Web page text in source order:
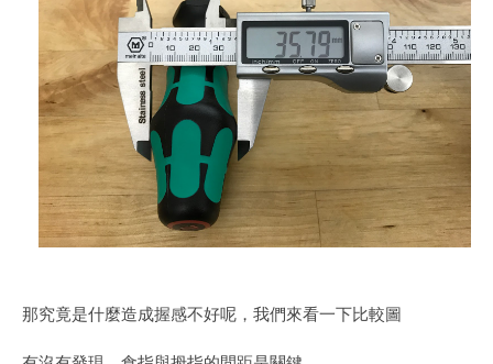
那究竟是什麼造成握感不好呢，我們來看一下比較圖